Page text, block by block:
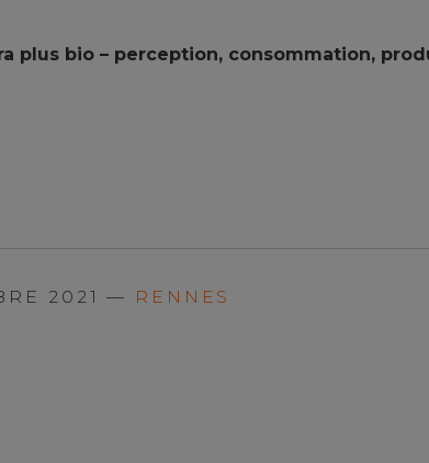
plus bio – perception, consommation,
2021 — RENNES